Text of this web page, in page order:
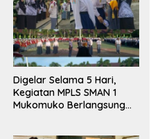
Digelar Selama 5 Hari,
Kegiatan MPLS SMAN 1
Mukomuko Berlangsung